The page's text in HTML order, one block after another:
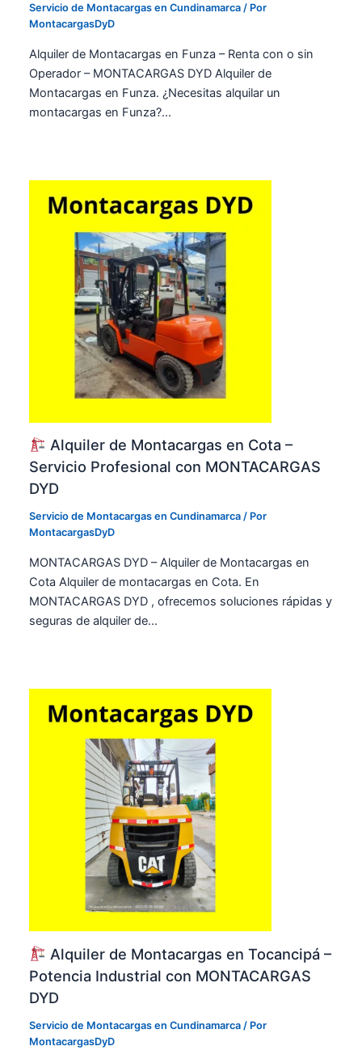
Servicio de Montacargas en Cundinamarca / Por
MontacargasDyD
Alquiler de Montacargas en Funza – Renta con o sin
Operador – MONTACARGAS DYD Alquiler de
Montacargas en Funza. ¿Necesitas alquilar un
montacargas en Funza?…
Alquiler de Montacargas en Cota –
Servicio Profesional con MONTACARGAS
DYD
Servicio de Montacargas en Cundinamarca / Por
MontacargasDyD
MONTACARGAS DYD – Alquiler de Montacargas en
Cota Alquiler de montacargas en Cota. En
MONTACARGAS DYD , ofrecemos soluciones rápidas y
seguras de alquiler de…
Alquiler de Montacargas en Tocancipá –
Potencia Industrial con MONTACARGAS
DYD
Servicio de Montacargas en Cundinamarca / Por
MontacargasDyD